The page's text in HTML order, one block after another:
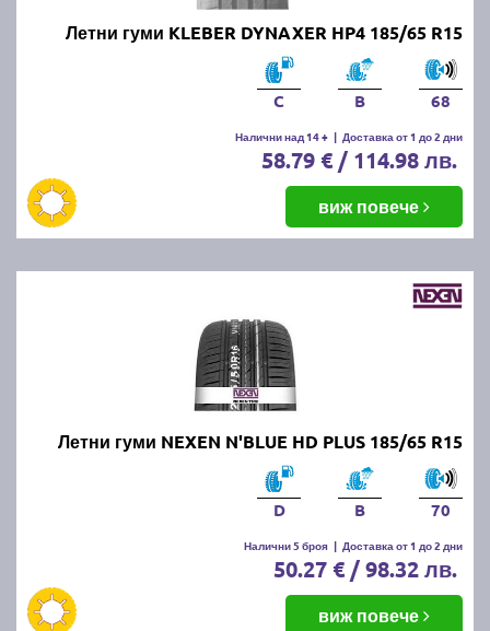
Летни гуми KLEBER DYNAXER HP4 185/65 R15
C B 68
Налични над 14 + | Доставка от 1 до 2 дни
58.79 € / 114.98 лв.
виж повече
Летни гуми NEXEN N'BLUE HD PLUS 185/65 R15
D B 70
Налични 5 броя | Доставка от 1 до 2 дни
50.27 € / 98.32 лв.
виж повече